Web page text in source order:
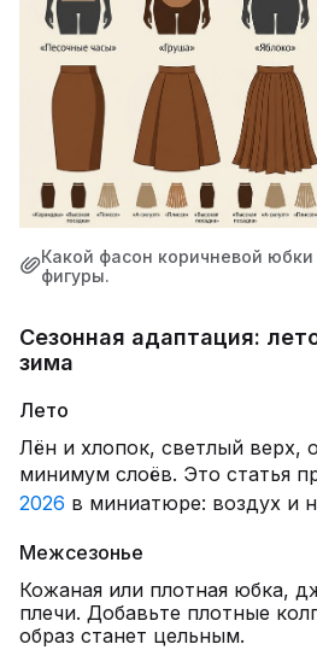
Какой фасон коричневой
фигуры.
Сезонная адаптация:
зима
Лето
Лён и хлопок, светлый верх,
минимум слоёв. Это статья
2026 в миниатюре: воздух и
Межсезонье
Кожаная или плотная юбка,
плечи. Добавьте плотные
образ станет цельным.